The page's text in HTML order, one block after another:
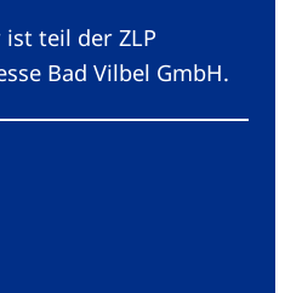
teil der ZLP
Bad Vilbel GmbH.